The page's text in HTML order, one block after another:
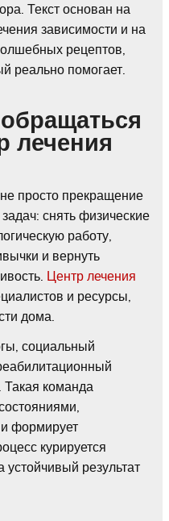
Текст основан на
зависимости и на
рецептов,
реально помогает.
лечения
просто прекращение
снять физические
работу,
и вернуть
Центр лечения
и ресурсы,
дома.
социальный
Такая команда
формирует
курируется
результат